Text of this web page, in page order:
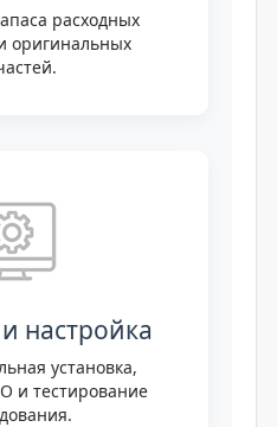
расходных
оригинальных
настройка
установка,
и тестирование